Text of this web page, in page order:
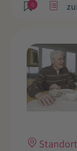
0